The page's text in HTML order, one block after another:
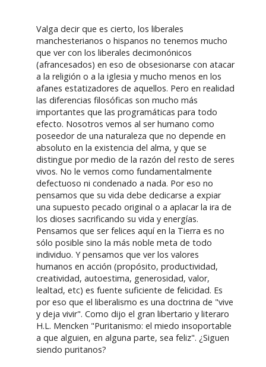
Valga decir que es cierto, los liberales
manchesterianos o hispanos no tenemos mucho
que ver con los liberales decimonónicos
(afrancesados) en eso de obsesionarse con atacar
a la religión o a la iglesia y mucho menos en los
afanes estatizadores de aquellos. Pero en realidad
las diferencias filosóficas son mucho más
importantes que las programáticas para todo
efecto. Nosotros vemos al ser humano como
poseedor de una naturaleza que no depende en
absoluto en la existencia del alma, y que se
distingue por medio de la razón del resto de seres
vivos. No le vemos como fundamentalmente
defectuoso ni condenado a nada. Por eso no
pensamos que su vida debe dedicarse a expiar
una supuesto pecado original o a aplacar la ira de
los dioses sacrificando su vida y energías.
Pensamos que ser felices aquí en la Tierra es no
sólo posible sino la más noble meta de todo
individuo. Y pensamos que ver los valores
humanos en acción (propósito, productividad,
creatividad, autoestima, generosidad, valor,
lealtad, etc) es fuente suficiente de felicidad. Es
por eso que el liberalismo es una doctrina de "vive
y deja vivir". Como dijo el gran libertario y literaro
H.L. Mencken "Puritanismo: el miedo insoportable
a que alguien, en alguna parte, sea feliz". ¿Siguen
siendo puritanos?